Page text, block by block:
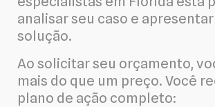
analisar seu caso e
solução.
Ao solicitar seu orçamento,
mais do que um preço. Você
plano de ação completo: